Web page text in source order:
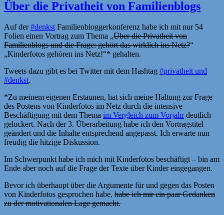
im
Netz“
Über die Privatheit von Familienblogs
Auf der#denkstFamilienbloggerkonferenz habe ich mit nur 54
Folien einen Vortrag zum Thema „Über die Privatheit von
Familienblogs und die Frage: gehört das wirklich ins Netz?“
„Kinderfotos gehören ins Netz!“* gehalten.
Tweets dazu gibt es bei Twitter mit dem Hashtag #privatheit und
#denkst.
*Zu meinem eigenen Erstaunen, hat sich meine Haltung zur Frage
des Postens von Kinderfotos im Netz durch die intensive
Beschäftigung mit dem Thema im Vergleich zum Vorjahrdeutlich
gelockert. Nach der 3. Überarbeitung habe ich den Vortragstitel
geändert und die Inhalte entsprechend angepasst. Ich erwarte nun
freudig die hitzige Diskussion.
Im Schwerpunkt habe ich mich mit Kinderfotos beschäftigt – bin am
Ende aber noch auf die Frage der Texte über Kinder eingegangen.
Bevor ich überhaupt über die Argumente für und gegen das Posten
von Kinderfotos gesprochen habe, habe ich mir ein paar Gedanken
zu der motivationalen Lage gemacht.